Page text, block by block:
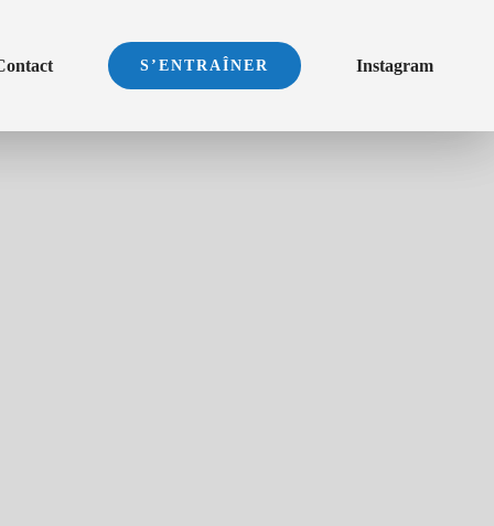
S’ENTRAÎNER Instagram